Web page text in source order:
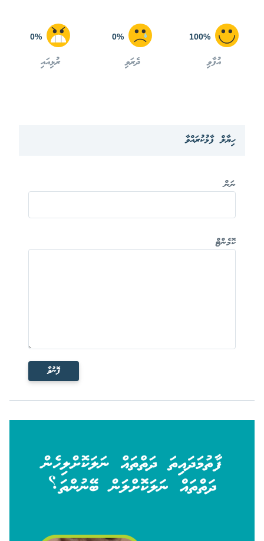
100%
އުފާވި
0%
ދެރަވި
0%
ރުޅިއައި
ހިޔާލް ފާޅުކުރައްވާ
ނަން
ކޮމެންޓް
ފޮނުވާ